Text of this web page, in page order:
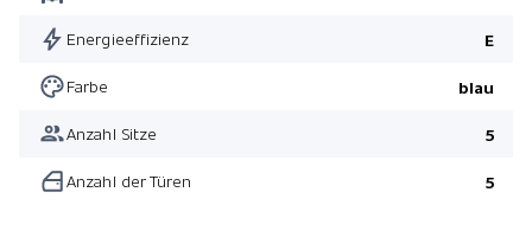
Energieeffizienz E
Farbe blau
Anzahl Sitze 5
Anzahl der Türen 5